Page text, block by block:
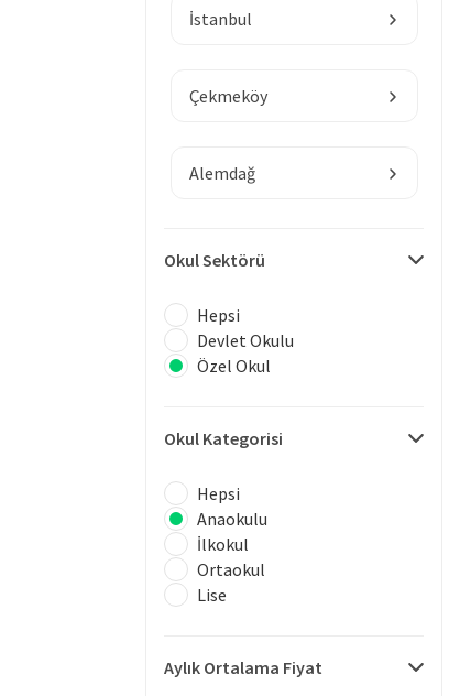
İstanbul
Çekmeköy
Alemdağ
Okul Sektörü
Hepsi
Devlet Okulu
Özel Okul
Okul Kategorisi
Hepsi
Anaokulu
İlkokul
Ortaokul
Lise
Aylık Ortalama Fiyat